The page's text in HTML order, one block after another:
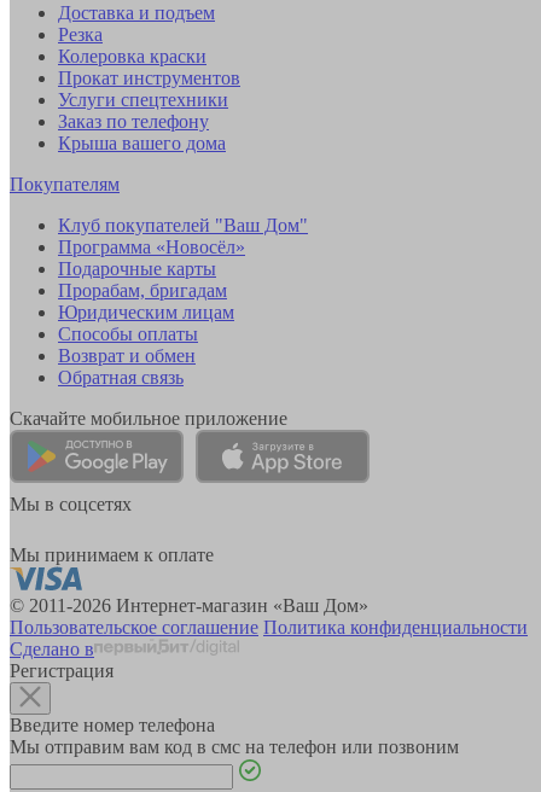
Доставка и подъем
Резка
Колеровка краски
Прокат инструментов
Услуги спецтехники
Заказ по телефону
Крыша вашего дома
Покупателям
Клуб покупателей "Ваш Дом"
Программа «Новосёл»
Подарочные карты
Прорабам, бригадам
Юридическим лицам
Способы оплаты
Возврат и обмен
Обратная связь
Скачайте мобильное приложение
Мы в соцсетях
Мы принимаем к оплате
© 2011-2026 Интернет-магазин «Ваш Дом»
Пользовательское соглашение Политика конфиденциальности
Сделано в
Регистрация
Введите номер телефона
Мы отправим вам код в смс на телефон или позвоним